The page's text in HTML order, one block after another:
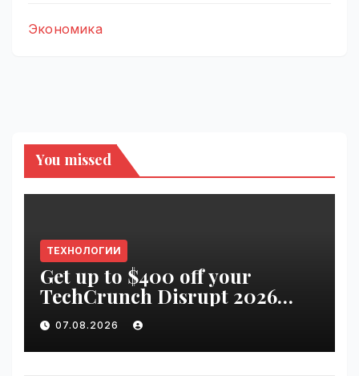
Экономика
You missed
ТЕХНОЛОГИИ
Get up to $400 off your
TechCrunch Disrupt 2026
pass until tomorrow |
VseTime.ru
07.08.2026